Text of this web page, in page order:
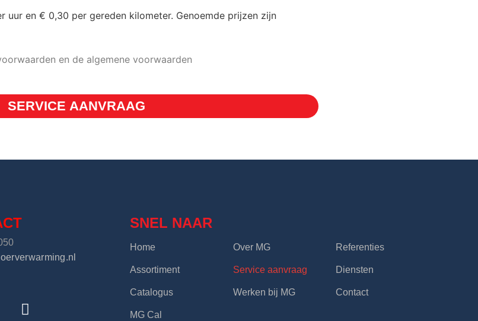
uur en € 0,30 per gereden kilometer. Genoemde prijzen zijn
en de algemene voorwaarden
SERVICE AANVRAAG
SNEL NAAR
Home
Assortiment
Catalogus
MG Cal
Over MG
Service aanvraag
Werken bij MG
Referenties
Diensten
Contact